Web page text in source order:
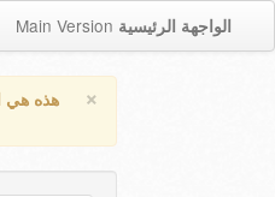
Main Version الواجهة الرئيسية
× هذه هي